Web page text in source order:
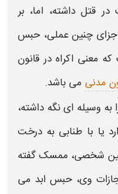
در قتلداشته، اما، بر
مجازات، جزای چنین عملی، حبس
معنی اکراه در قانون
مدنی می باشد.
وسیله ای نگه داشته،
یا با طنابی به درخت
چنین شخصی، ممسک گفته
وی، حبس ابد می